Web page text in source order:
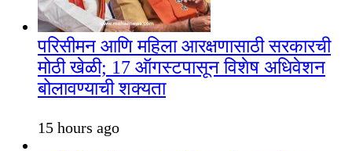
परिसीमन आणि महिला आरक्षणासाठी सरकारची
मोठी खेळी; 17 ऑगस्टपासून विशेष अधिवेशन
बोलावण्याची शक्यता
15 hours ago